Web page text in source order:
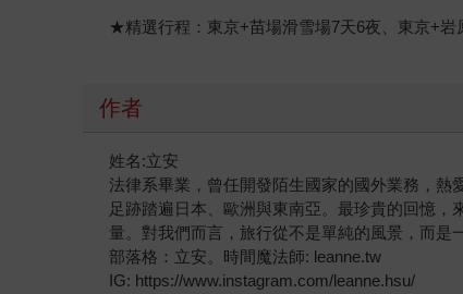
★精選行程：東京+苗場滑雪場7天6夜、東京+岩
作者
姓名:立安
法律系畢業，曾任開發陌生國家的國外業務，
足跡踏遍日本、歐洲與東南亞。最珍貴的回憶
量。對我們而言，旅行從不是單純的風景，而是
部落格：立安。時間魔法師: leanne.tw
IG: https://www.instagram.com/leanne.hsu/